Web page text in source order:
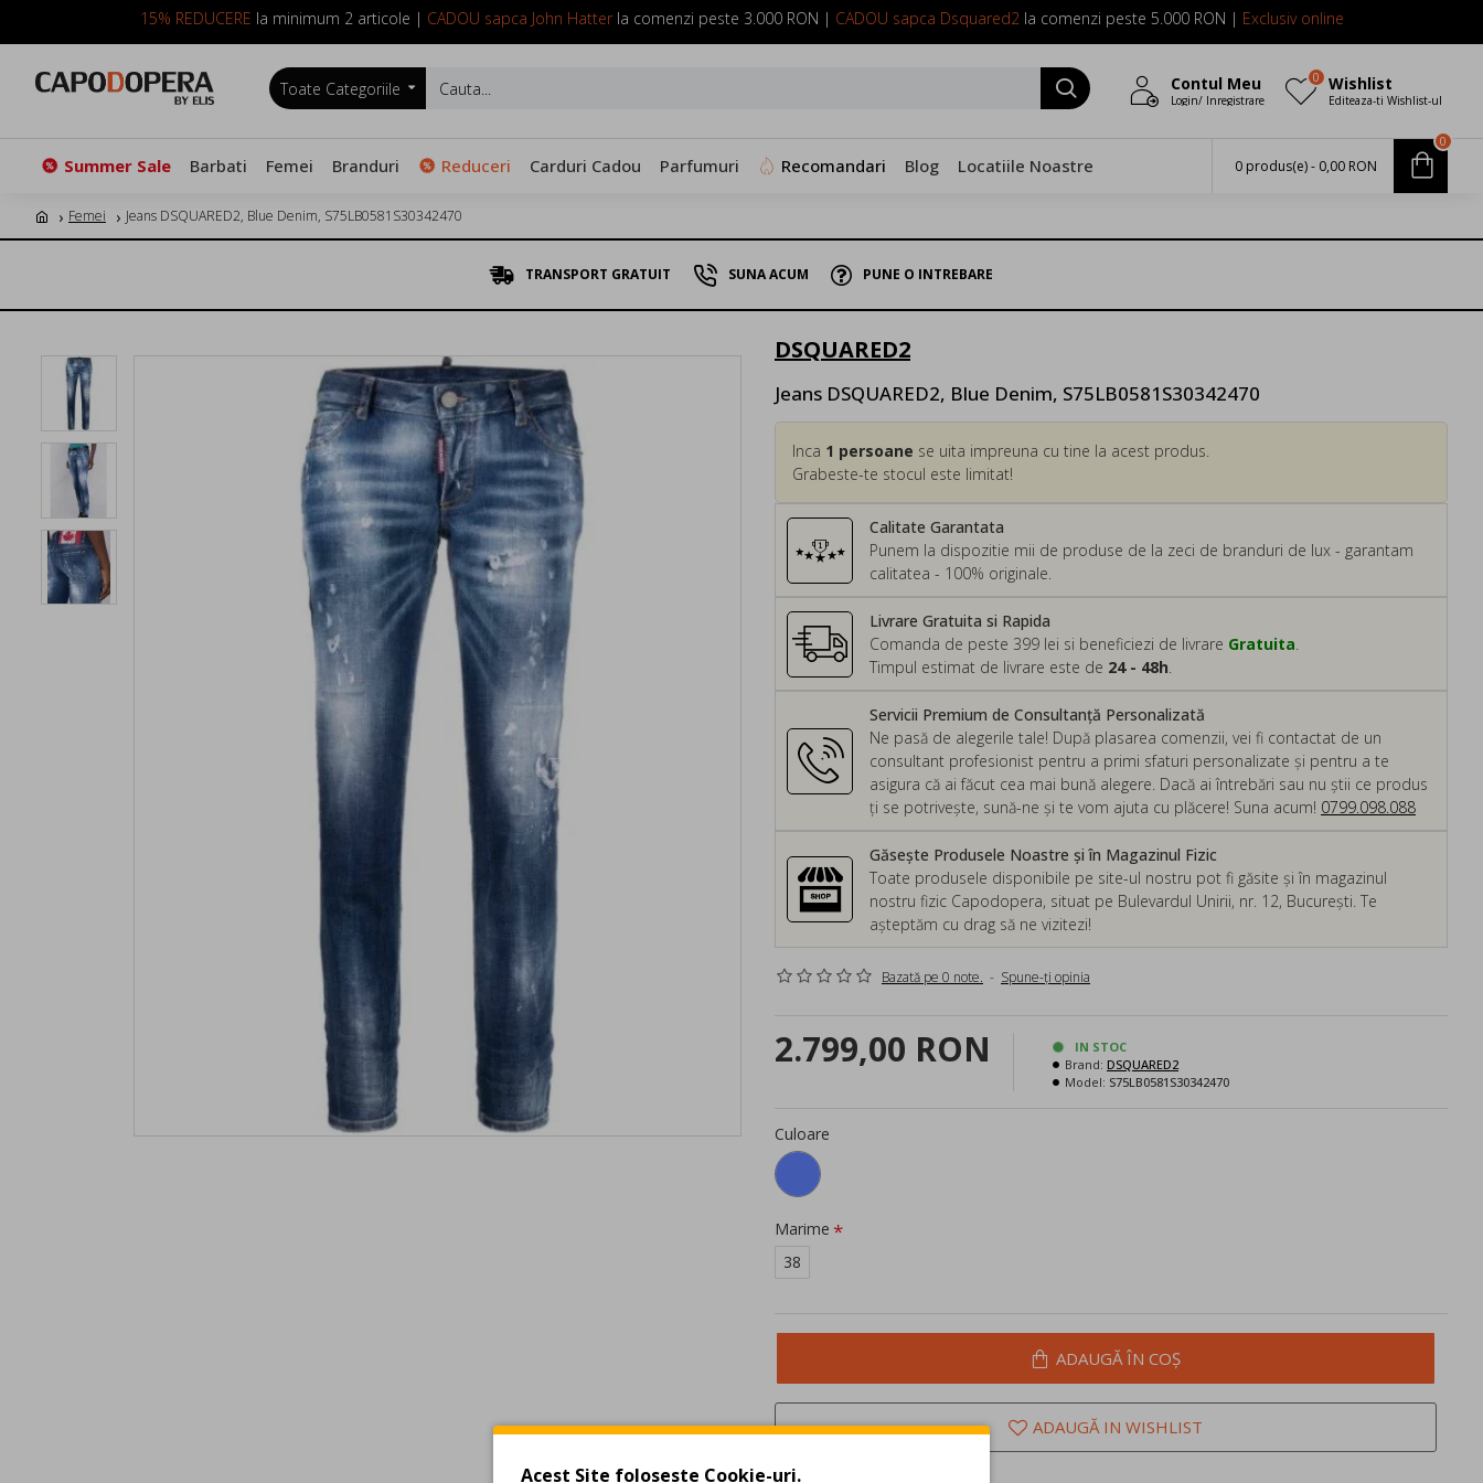
15% REDUCERE la minimum 2 articole | CADOU sapca John Hatterla comenzi peste 3.000 RON | CADOU sapca Dsquared2la comenzi peste 5.000 RON | Exclusiv online
SUNA ACUM: 0799 098 088
Toate Categoriile Contul Meu
Login/ Inregistrare
Wishlist
Editeaza-ti Wishlist-ul
0
Summer Sale Barbati Femei Branduri Reduceri Carduri Cadou Parfumuri Recomandari Blog Locatiile Noastre 0 produs(e) - 0,00 RON
0
Femei Jeans DSQUARED2, Blue Denim, S75LB0581S30342470
TRANSPORT GRATUIT SUNA ACUM PUNE O INTREBARE
DSQUARED2
Jeans DSQUARED2, Blue Denim, S75LB0581S30342470
Calitate Garantata
Punem la dispozitie mii de produse de la zeci de branduri de lux - garantam
calitatea - 100% originale.
Inca 1 persoane se uita impreuna cu tine la acest produs.
Grabeste-te stocul este limitat!
Servicii Premium de Consultanță Personalizată
Ne pasă de alegerile tale! După plasarea comenzii, vei fi contactat de un
consultant profesionist pentru a primi sfaturi personalizate și pentru a te
asigura că ai făcut cea mai bună alegere. Dacă ai întrebări sau nu știi ce produs
ți se potrivește, sună-ne și te vom ajuta cu plăcere! Suna acum! 0799.098.088
Livrare Gratuita si Rapida
Comanda de peste 399 lei si beneficiezi de livrare Gratuita.
Timpul estimat de livrare este de 24 - 48h.
Găsește Produsele Noastre și în Magazinul Fizic
Toate produsele disponibile pe site-ul nostru pot fi găsite și în magazinul
nostru fizic Capodopera, situat pe Bulevardul Unirii, nr. 12, București. Te
așteptăm cu drag să ne vizitezi!
Bazată pe 0 note. - Spune-ţi opinia
2.799,00 RON
IN STOC
Brand: DSQUARED2
Model: S75LB0581S30342470
Culoare
Marime
38
ADAUGĂ ÎN COŞ
ADAUGĂ IN WISHLIST
Acest Site foloseste Cookie-uri.